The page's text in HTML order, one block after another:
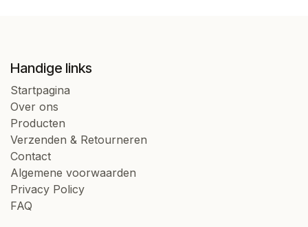
Handige links
Startpagina
Over ons
Producten
Verzenden & Retourneren
Contact
Algemene voorwaarden
Privacy Policy
FAQ